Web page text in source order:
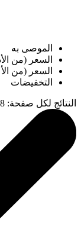
الموصى به
السعر (من
السعر (من
التخفيضات
النتائج لكل صفحة: